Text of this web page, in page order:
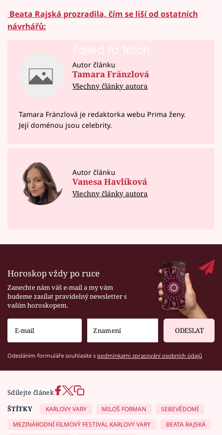
Beata Rajská prozradila, čím se liší od ostatních
návrhářů:
Failed to fetch
Autor článku
Tamara Fränzlová
Všechny články autora
Tamara Fränzlová je redaktorka webu Prima ženy.
Její doménou jsou celebrity.
Autor článku
Vanesa Havlíková
Všechny články autora
Horoskop vždy po ruce
Zanechte nám váš e-mail a my vám
budeme zasílat pravidelný newsletter s
vaším horoskopem.
ODESLAT
Odesláním formuláře souhlasíte s podmínkami zpracování osobních údajů
Sdílejte článek
ŠTÍTKY
KARLOVY VARY MILOŠ FORMAN
SEBEVĚDOMÍ
MEZINÁRODNÍ FILMOVÝ FESTIVAL KARLOVY VARY
BEATA RAJSKÁ